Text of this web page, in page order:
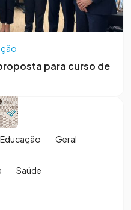
para curso de
Educação Geral
Saúde